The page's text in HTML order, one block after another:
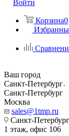
Войти
Корзина0
Ваш город
Санкт-Петербург
Санкт-Петербург
Москва
sales@1tmp.ru
Санкт-
1 этаж, офис 106